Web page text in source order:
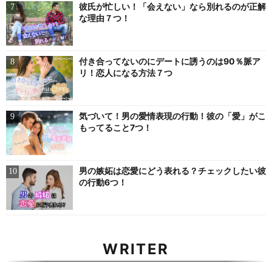
彼氏が忙しい！「会えない」なら別れるのが正解
な理由７つ！
付き合ってないのにデートに誘うのは90％脈ア
リ！恋人になる方法７つ
気づいて！男の愛情表現の行動！彼の「愛」がこ
もってること7つ！
男の嫉妬は恋愛にどう表れる？チェックしたい彼
の行動6つ！
WRITER